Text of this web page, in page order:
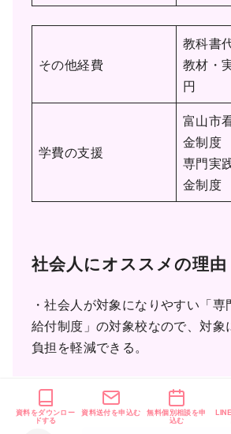
その他経費
教科書
教材・
円
学費の支援
富山市
金制度
専門実
金制度
社会人にオススメの理由
・社会人が対象になりやすい「
給付制度」の対象校なので、対象
負担を軽減できる。
資料をダウンロー
ドする
資料送付を申込む 無料個別相談を申
込む